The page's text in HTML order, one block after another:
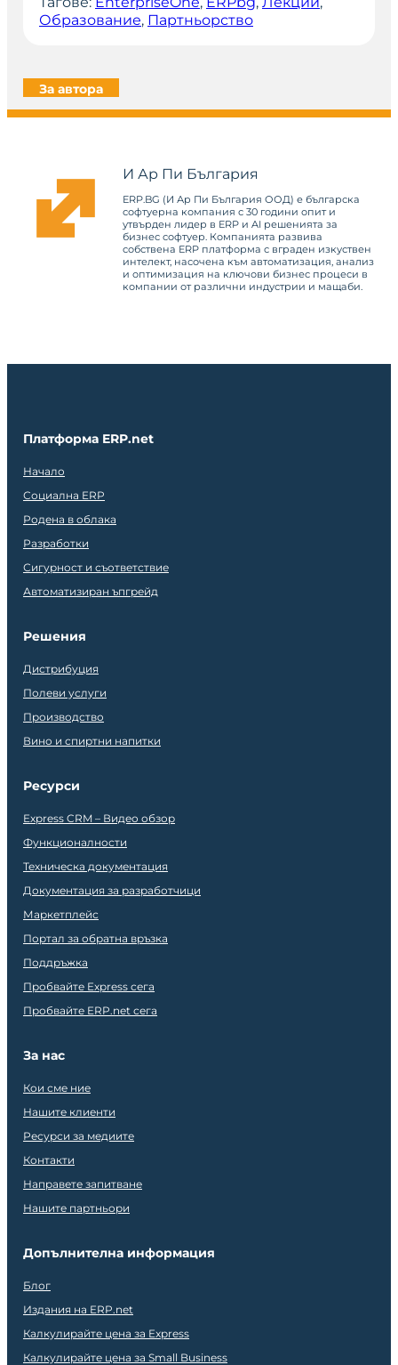
Образование, Партньорство
За автора
И Ар Пи България
ERP.BG (И Ар Пи България ООД) е българска
софтуерна компания с 30 години опит и
утвърден лидер в ERP и AI решенията за
бизнес софтуер. Компанията развива
собствена ERP платформа с вграден изкуствен
интелект, насочена към автоматизация, анализ
и оптимизация на ключови бизнес процеси в
компании от различни индустрии и мащаби.
Платформа ERP.net
Начало
Социална ERP
Родена в облака
Разработки
Сигурност и съответствие
Автоматизиран ъпгрейд
Решения
Дистрибуция
Полеви услуги
Производство
Вино и спиртни напитки
Ресурси
Express CRM – Видео обзор
Функционалности
Техническа документация
Документация за разработчици
Маркетплейс
Портал за обратна връзка
Поддръжка
Пробвайте Express сега
Пробвайте ERP.net сега
За нас
Кои сме ние
Нашите клиенти
Ресурси за медиите
Контакти
Направете запитване
Нашите партньори
Допълнителна информация
Блог
Издания на ERP.net
Калкулирайте цена за Express
Калкулирайте цена за Small Business